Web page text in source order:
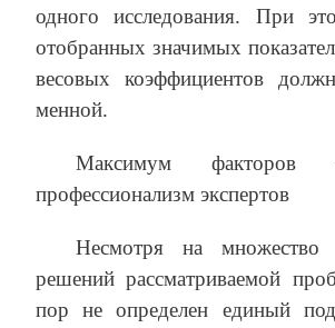
одного исследования. При
отобранных значимых
весовых коэффициентов
менной.
Максимум факторов
профессионализм экспертов
Несмотря на множество
решений рассматриваемой
пор не определен единый